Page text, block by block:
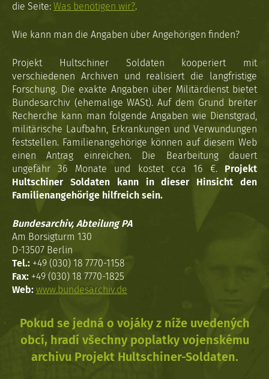
die Seite: Was benötigen wir?.
Wie kann man die Angaben über Angehörigen finden?
Projekt Hultschiner Soldaten kooperiert mit
verschiedenen Archiven und realisiert die langfristige
Forschung. Die exakte Angaben über Militärdienst bietet
Bundesarchiv (ehemalige WASt). Auf dem Grund breiter
Recherche kann man folgende Angaben wie Dienstgrad,
militärische Laufbahn, Erkrankungen und Verwundungen
feststellen. Familienangehörige können auf diesem Web
einen Antrag einreichen. Die Bearbeitung dauert
ungefähr 36 Monate und kostet cca 16 €. Projekt
Hultschiner Soldaten kann in dieser Hinsicht den
Familienangehörige hilfreich sein.
Bundesarchiv, Abteilung PA
Am Borsigturm 130
D-13507 Berlin
Tel.: +49 (030) 18 7770-1158
Fax: +49 (030) 18 7770-1825
Web: www.bundesarchiv.de
Pokud se jedná o vojáky z níže uvedených
obcí, hradí všechny poplatky vojenskému
archivu Projekt Hultschiner-Soldaten.